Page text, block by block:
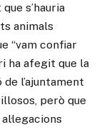
s’hauria
animals
“vam confiar
ha afegit que la
l’ajuntament
però que